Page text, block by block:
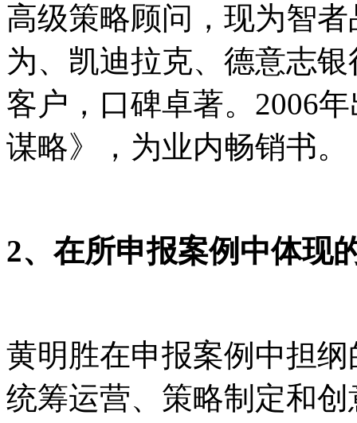
高级策略顾问，现为智
为、凯迪拉克、德意志
客户，口碑卓著。2006
谋略》，为业内畅销书。
2、在所申报案例中体现
黄明胜在申报案例中担
统筹运营、策略制定和